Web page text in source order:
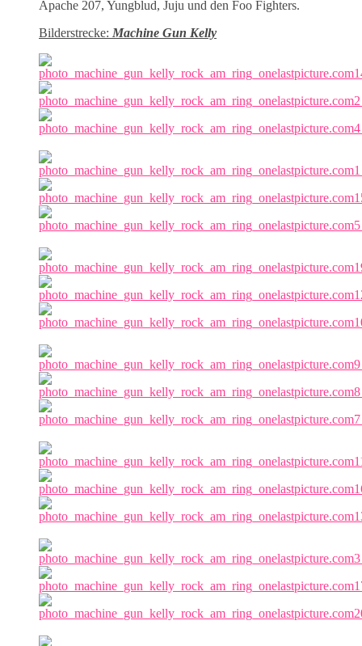
Apache 207, Yungblud, Juju und den Foo Fighters.
Bilderstrecke: Machine Gun Kelly